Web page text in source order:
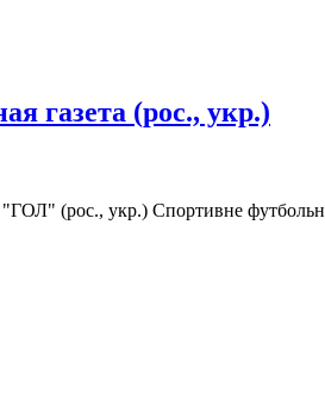
газета (рос., укр.)
(рос., укр.) Спортивне